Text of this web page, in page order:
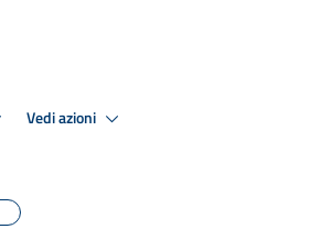
Vedi azioni